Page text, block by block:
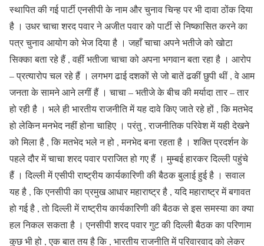
स्थापित की गई पार्टी एनसीपी के नाम और चुनाव चिन्ह पर भी दावा ठोंक दिया
है । उधर चाचा शरद पवार ने अजीत पवार को पार्टी से निष्कासित करने का
पत्र चुनाव आयोग को भेज दिया है । जहाँ चाचा अपने भतीजे को खोटा
सिक्का बता रहे हैं , वहीं भतीजा चाचा को अपना भगवान बता रहा है । आरोप
– प्रत्यारोप चल रहे हैं । लगभग ढाई दशकों से जो बातें ढकीं छुपी थीं , वे आम
जनता के सामने आने लगीं हैं । चाचा – भतीजे के बीच की मर्यादा तार – तार
हो रही है । भले ही भारतीय राजनीति में यह दावे किए जाते रहे हों , कि मतभेद
हो लेकिन मनभेद नहीं होना चाहिए । परंतु , राजनीतिक परिवेश में यही देखने
को मिला है , कि मतभेद भले न हो , मनभेद बना रहता है । शक्ति प्रदर्शन के
पहले दौर में चाचा शरद पवार पराजित हो गए हैं । मुम्बई हारकर दिल्ली पहुंचे
हैं । दिल्ली में एसीपी राष्ट्रीय कार्यकारिणी की बैठक बुलाई हुई है । सवाल
यह है , कि एनसीपी का प्रमुख आधार महाराष्ट्र है , यदि महाराष्ट्र में बगावत
हो गई है , तो दिल्ली में राष्ट्रीय कार्यकारिणी की बैठक से इस समस्या का क्या
हल निकल सकता है । एनसीपी शरद पवार गुट की दिल्ली बैठक का परिणाम
कुछ भी हो , एक बात तय है कि , भारतीय राजनीति में परिवारवाद को लेकर